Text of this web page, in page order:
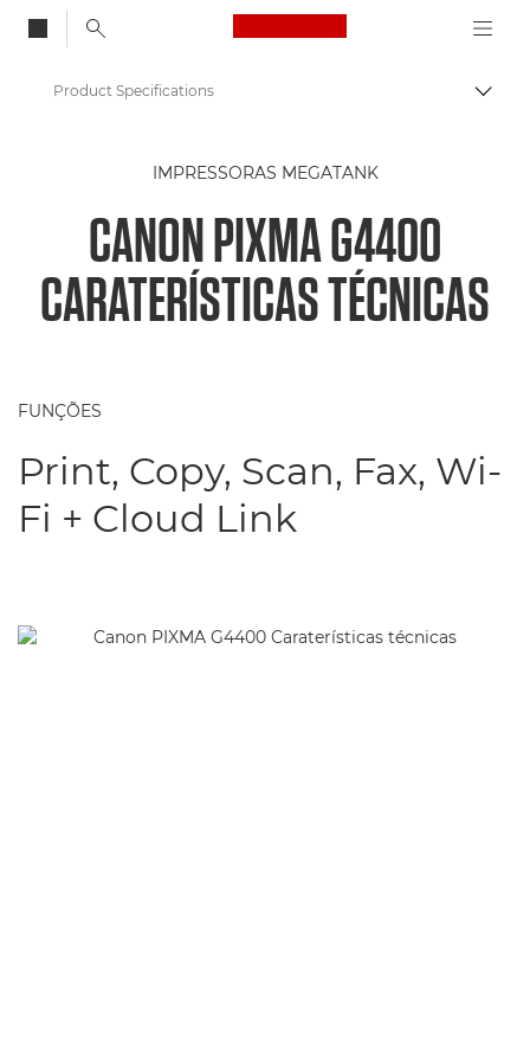
Canon Logo, back
Impressoras Canon
PIXMA G4400
Product Specifications
IMPRESSORAS MEGATANK
CANON PIXMA G4400
CARATERÍSTICAS TÉCNICAS
FUNÇÕES
Print, Copy, Scan, Fax, Wi-
Fi + Cloud Link